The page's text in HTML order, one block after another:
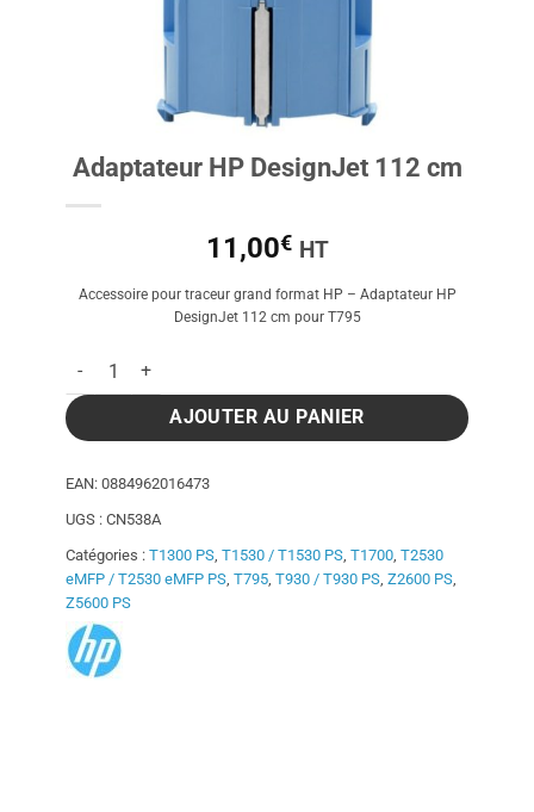
Adaptateur HP DesignJet 112 cm
11,00€ HT
Accessoire pour traceur grand format HP – Adaptateur HP
DesignJet 112 cm pour T795
quantité de Adaptateur HP DesignJet 112 cm
AJOUTER AU PANIER
EAN: 0884962016473
UGS : CN538A
Catégories : T1300 PS, T1530 / T1530 PS, T1700, T2530
eMFP / T2530 eMFP PS, T795, T930 / T930 PS, Z2600 PS,
Z5600 PS